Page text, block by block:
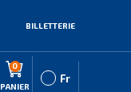
BILLETTERIE
0
PANIER
Fr